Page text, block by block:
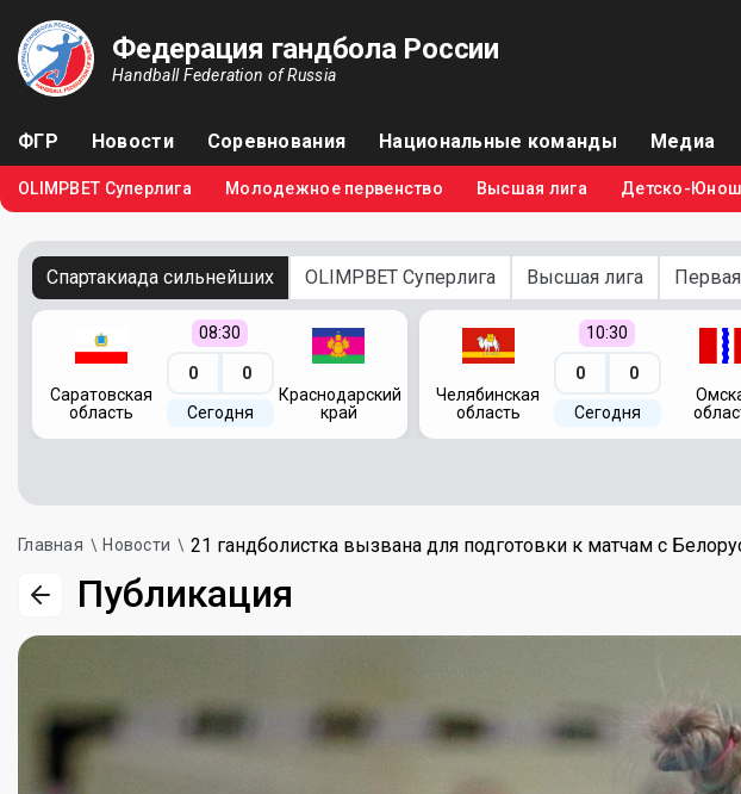
Федерация гандбола России
Handball Federation of Russia
ФГР Новости Соревнования Национальные команды Медиа
OLIMPBET Суперлига Молодежное первенство Высшая лига Детско-
Спартакиада сильнейших OLIMPBET Суперлига Высшая лига
Саратовская
область
08:30
0 0
Сегодня
Краснодарский
край
Челябинская
область
10:30
0 0
Сегодня
Главная Новости 21 гандболистка вызвана для подготовки к матчам с
Публикация